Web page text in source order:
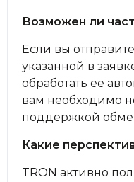
Возможен ли
Если вы
указанной в
обработать ее
вам необходимо
поддержкой
Какие
TRON активно